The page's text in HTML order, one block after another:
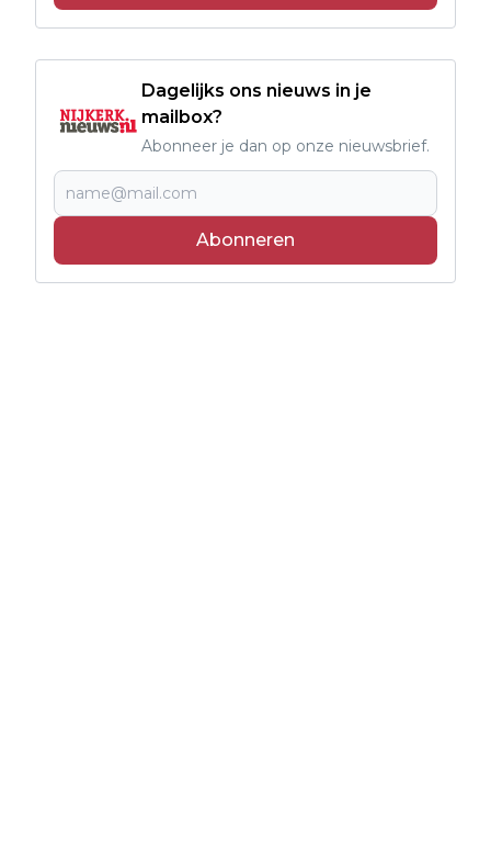
Dagelijks ons nieuws in je
mailbox?
Abonneer je dan op onze nieuwsbrief.
Abonneren